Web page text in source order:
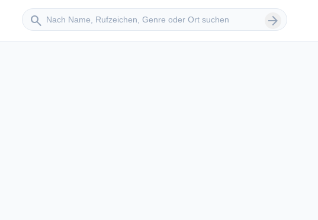
search
Sender suchen arrow_forward